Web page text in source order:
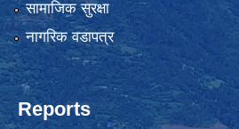
सामाजिक सुरक्षा
नागरिक वडापत्र
Reports